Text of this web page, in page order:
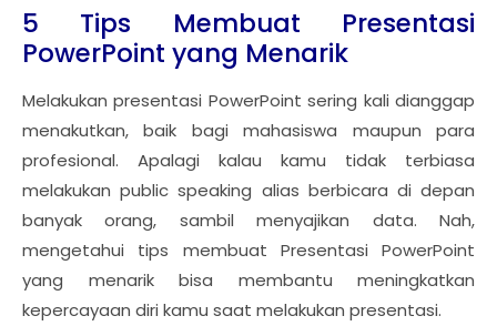
5 Tips Membuat Presentasi
PowerPoint yang Menarik
Melakukan presentasi PowerPoint sering kali dianggap
menakutkan, baik bagi mahasiswa maupun para
profesional. Apalagi kalau kamu tidak terbiasa
melakukan public speaking alias berbicara di depan
banyak orang, sambil menyajikan data. Nah,
mengetahui tips membuat Presentasi PowerPoint
yang menarik bisa membantu meningkatkan
kepercayaan diri kamu saat melakukan presentasi.